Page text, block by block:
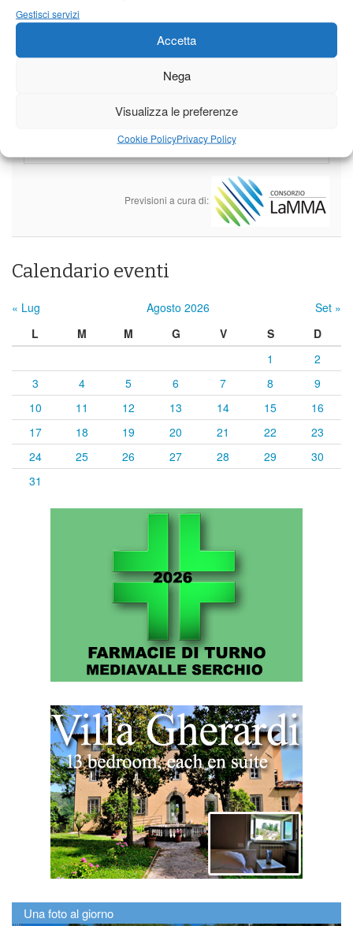
Gestisci servizi
Accetta
Nega
Visualizza le preferenze
Cookie PolicyPrivacy Policy
Borgo a Mozzano
23°C|36°C
Previsioni a cura di:
Calendario eventi
« Lug Agosto 2026
Set »
L
M M G V S
D
1
2
3
4 5 6 7 8
9
10
11 12 13 14 15
16
17
18 19 20 21 22
23
24
25 26 27 28 29
30
31
Una foto al giorno